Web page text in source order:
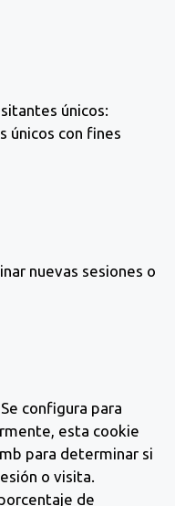
únicos:
únicos con fines
nuevas sesiones o
configura para
esta cookie
para determinar si
o visita.
de